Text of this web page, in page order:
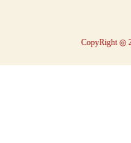
CopyRight ◎